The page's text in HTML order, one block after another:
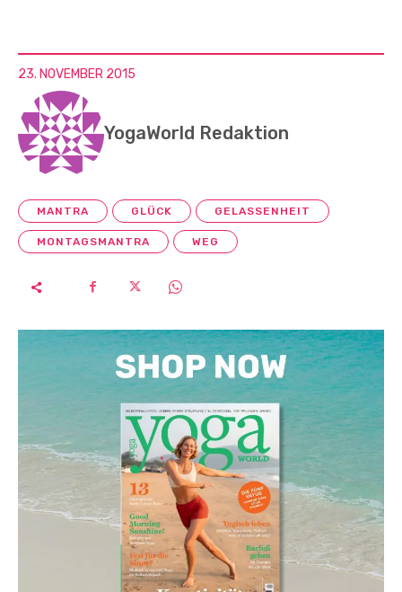
23. NOVEMBER 2015
YogaWorld Redaktion
MANTRA GLÜCK GELASSENHEIT
MONTAGSMANTRA WEG